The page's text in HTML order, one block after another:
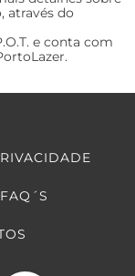
através do
e conta com
FAQ´S